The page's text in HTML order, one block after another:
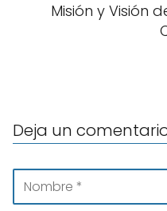
Misión y Visión
Deja un